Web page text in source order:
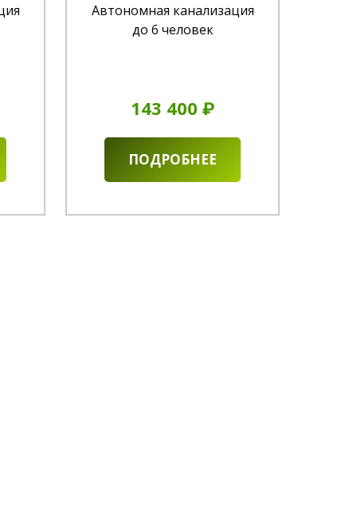
Автономная канализация
до 6 человек
143 400 ₽
ПОДРОБНЕЕ